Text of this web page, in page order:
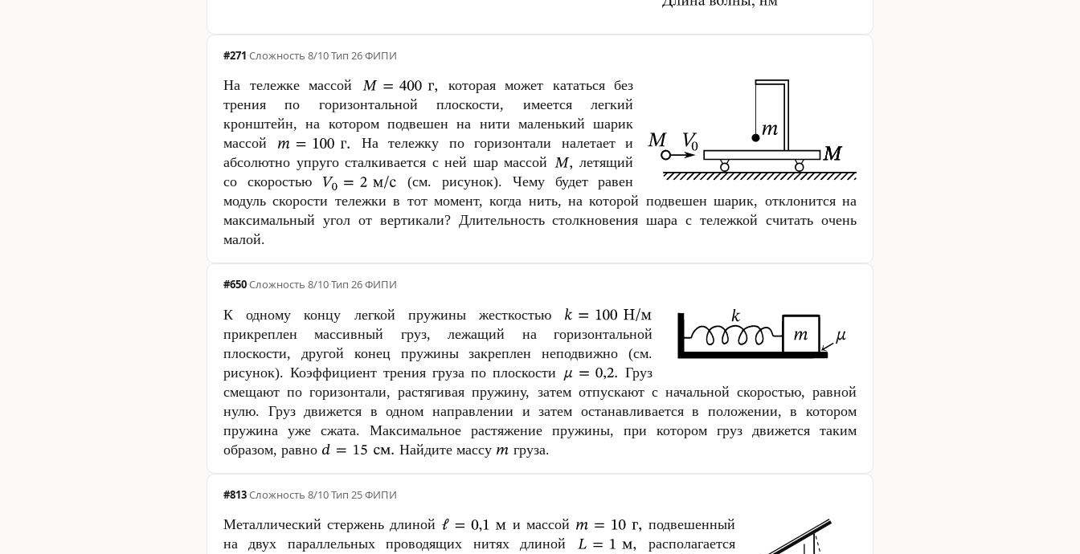
#271·Сложность 8/10·Тип 26·ФИПИ
На тележке массой
которая может кататься без
трения по горизонтальной плоскости, имеется легкий
кронштейн, на котором подвешен на нити маленький шарик
массой
На тележку по горизонтали налетает и
абсолютно упруго сталкивается с ней шар массой
летящий
со скоростью
(см. рисунок). Чему будет равен
модуль скорости тележки в тот момент, когда нить, на которой подвешен шарик, отклонится на
максимальный угол от вертикали? Длительность столкновения шара с тележкой считать очень
малой.
#650·Сложность 8/10·Тип 26·ФИПИ
К одному концу легкой пружины жесткостью
прикреплен массивный груз, лежащий на горизонтальной
плоскости, другой конец пружины закреплен неподвижно (см.
рисунок). Коэффициент трения груза по плоскости
Груз
смещают по горизонтали, растягивая пружину, затем отпускают с начальной скоростью, равной
нулю. Груз движется в одном направлении и затем останавливается в положении, в котором
пружина уже сжата. Максимальное растяжение пружины, при котором груз движется таким
образом, равно
Найдите массу груза.
#813·Сложность 8/10·Тип 25·ФИПИ
Металлический стержень длиной и массой
подвешенный
на двух параллельных проводящих нитях длиной
располагается